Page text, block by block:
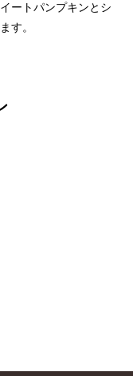
ートパンプキンとシ
す。